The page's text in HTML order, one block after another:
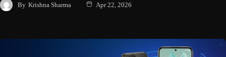
By Krishna Sharma Apr 22, 2026